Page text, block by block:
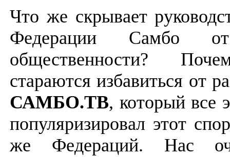
Что же скрывает
Федерации Самбо от
общественности?
стараются избавиться от
САМБО.ТВ, который все
популяризировал этот
же Федераций. Нас